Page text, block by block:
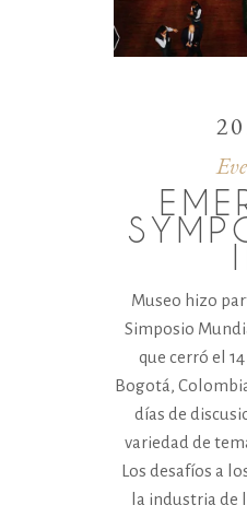
Museo hizo
Simposio
que cerró el
Bogotá,
días de
variedad de
Los desafíos a
la industria de